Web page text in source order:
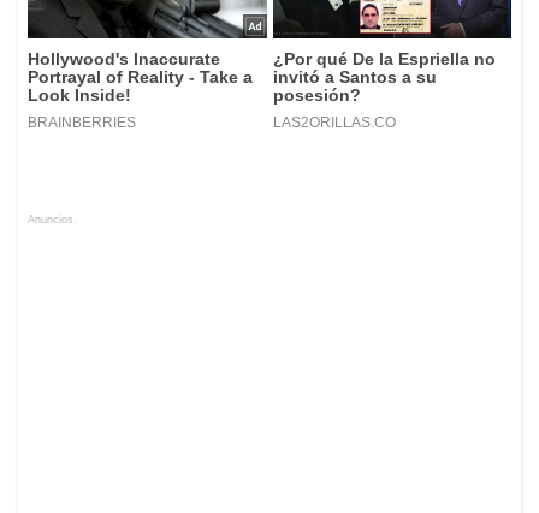
Anuncios.